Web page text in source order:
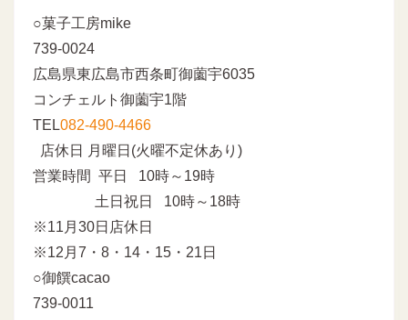
○菓子工房mike
739-0024
広島県東広島市西条町御薗宇6035
コンチェルト御薗宇1階
TEL082-490-4466
店休日 月曜日(火曜不定休あり)
営業時間 平日 10時～19時
土日祝日 10時～18時
※11月30日店休日
※12月7・8・14・15・21日
○御饌cacao
739-0011